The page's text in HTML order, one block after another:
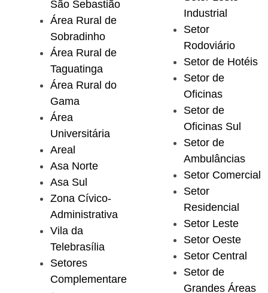
São Sebastião
Área Rural de
Sobradinho
Área Rural de
Taguatinga
Área Rural do
Gama
Área
Universitária
Areal
Asa Norte
Asa Sul
Zona Cívico-
Administrativa
Vila da
Telebrasília
Setores
Complementare
Industrial
Setor
Rodoviário
Setor de Hotéis
Setor de
Oficinas
Setor de
Oficinas Sul
Setor de
Ambulâncias
Setor Comercial
Setor
Residencial
Setor Leste
Setor Oeste
Setor Central
Setor de
Grandes Áreas